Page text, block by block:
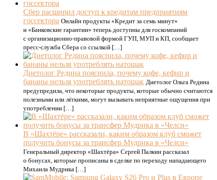
Сбер расширил доступ к кредитам предприятиям
госсектора Онлайн продукты «Кредит за семь минут»
и «Банковские гарантии» теперь доступны для госкомпаний
с организационно-правовой формой ГУП, МУП и КП, сообщает
пресс-служба Сбера со ссылкой […]
Диетолог Редина пояснила, почему кофе, кефир и
бананы нельзя употреблять натощак Диетолог Ольга Редина
предупредила, что некоторые продукты, которые обычно считаются
полезными или лёгкими, могут вызывать неприятные ощущения при
употреблении […]
В «Шахтёре» рассказали, каким образом клуб сможет
получить бонусы за трансфер Мудрика в «Челси»
Генеральный директор «Шахтёра» Сергей Палкин рассказал
о бонусах, которые прописаны в сделке по переходу нападающего
Михаила Мудрика […]